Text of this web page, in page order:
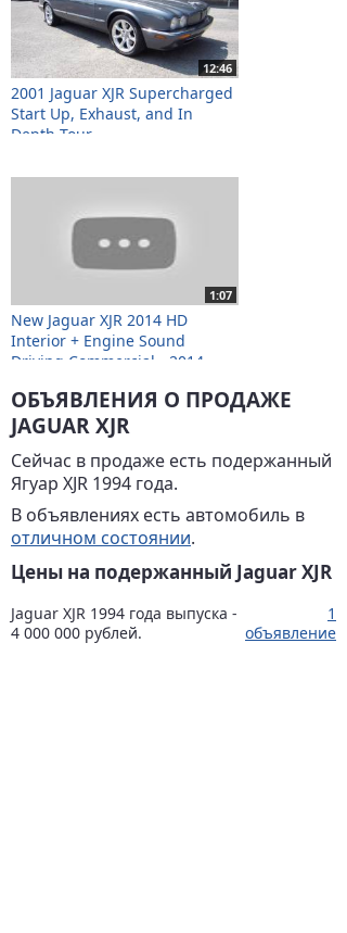
12:46
2001 Jaguar XJR Supercharged
Start Up, Exhaust, and In
Depth Tour
1:07
New Jaguar XJR 2014 HD
Interior + Engine Sound
Driving Commercial - 2014
ОБЪЯВЛЕНИЯ О ПРОДАЖЕ
JAGUAR XJR
Сейчас в продаже есть подержанный
Ягуар XJR 1994 года.
В объявлениях есть автомобиль в
отличном состоянии.
Цены на подержанный Jaguar XJR
Jaguar XJR 1994 года выпуска -
4 000 000 рублей.
1
объявление